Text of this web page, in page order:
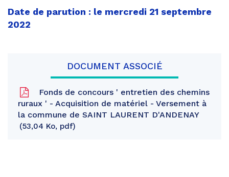
Date de parution : le mercredi 21 septembre
2022
DOCUMENT ASSOCIÉ
Fonds de concours ' entretien des chemins
ruraux ' - Acquisition de matériel - Versement à
la commune de SAINT LAURENT D'ANDENAY
53,04 Ko, pdf